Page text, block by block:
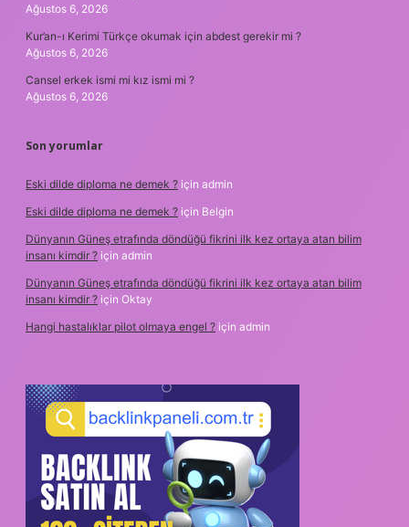
Ağustos 6, 2026
Kur’an-ı Kerimi Türkçe okumak için abdest gerekir mi ?
Ağustos 6, 2026
Cansel erkek ismi mi kız ismi mi ?
Ağustos 6, 2026
Son yorumlar
Eski dilde diploma ne demek ? için admin
Eski dilde diploma ne demek ? için Belgin
Dünyanın Güneş etrafında döndüğü fikrini ilk kez ortaya atan bilim
insanı kimdir ? için admin
Dünyanın Güneş etrafında döndüğü fikrini ilk kez ortaya atan bilim
insanı kimdir ? için Oktay
Hangi hastalıklar pilot olmaya engel ? için admin